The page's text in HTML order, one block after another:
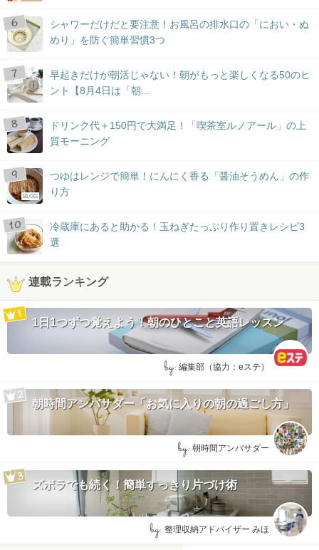
シャワーだけだと要注意！お風呂の排水口の「におい・ぬ
めり」を防ぐ簡単習慣3つ
早起きだけが朝活じゃない！朝がもっと楽しくなる50のヒ
ント【8月4日は「朝...
ドリンク代＋150円で大満足！「喫茶室ルノアール」の上
質モーニング
BLOG
つゆはレンジで簡単！にんにく香る「醤油そうめん」の作
り方
冷蔵庫にあると助かる！玉ねぎたっぷり作り置きレシピ3
選
連載ランキング
1日1つずつ覚えよう！朝のひとこと英語レッスン
by: 編集部（協力：eステ）
朝時間アンバサダー「お気に入りの朝の過ごし方」
by: 朝時間アンバサダー
ズボラでも続く！簡単すっきり片づけ術
by: 整理収納アドバイザー みほ